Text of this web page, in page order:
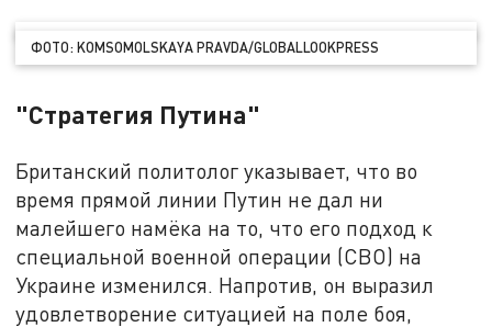
ФОТО: KOMSOMOLSKAYA PRAVDA/GLOBALLOOKPRESS
"Стратегия Путина"
Британский политолог указывает, что во
время прямой линии Путин не дал ни
малейшего намёка на то, что его подход к
специальной военной операции (СВО) на
Украине изменился. Напротив, он выразил
удовлетворение ситуацией на поле боя,